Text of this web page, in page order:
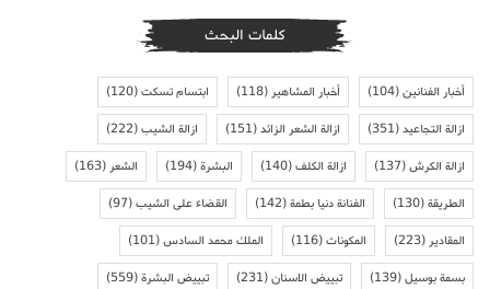
كلمات البحث
أخبار الفنانين(104) أخبار المشاهير(118) ابتسام تسكت(120)
ازالة التجاعيد(351) ازالة الشعر الزائد(151) ازالة الشيب(222)
ازالة الكرش(137) ازالة الكلف(140) البشرة(194) الشعر(163)
الطريقة(130) الفنانة دنيا بطمة(142) القضاء على الشيب(97)
المقادير(223) المكونات(116) الملك محمد السادس(101)
بسمة بوسيل(139) تبييض الاسنان(231) تبييض البشرة(559)